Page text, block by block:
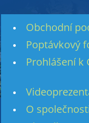
Obchodní
Poptávkový
Prohlášení k
O